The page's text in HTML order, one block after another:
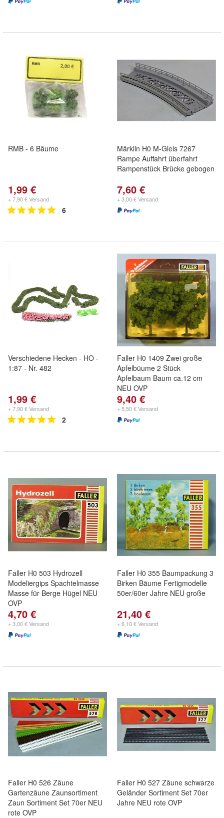
RMB - 6 Bäume
1,99 €
+ 7,90 € Versand
6
Märklin H0 M-Gleis 7267
Rampe Auffahrt überfahrt
Rampenstück Brücke gebogen
7,60 €
+ 3,00 € Versand
Verschiedene Hecken - HO -
1:87 - Nr. 482
1,99 €
+ 7,90 € Versand
2
Faller H0 1409 Zwei große
Apfelbüume 2 Stück
Apfelbaum Baum ca.12 cm
NEU OVP
9,40 €
+ 5,50 € Versand
Faller H0 503 Hydrozell
Modeliergips Spachtelmasse
Masse für Berge Hügel NEU
OVP
4,70 €
+ 3,00 € Versand
Faller H0 355 Baumpackung 3
Birken Bäume Fertigmodelle
50er/60er Jahre NEU große
21,40 €
+ 6,10 € Versand
Faller H0 526 Zäune
Gartenzäune Zaunsortiment
Zaun Sortiment Set 70er NEU
rote OVP
Faller H0 527 Zäune schwarze
Geländer Sortiment Set 70er
Jahre NEU rote OVP